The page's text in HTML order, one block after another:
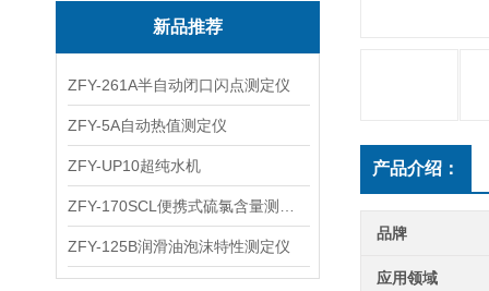
新品推荐
ZFY-261A半自动闭口闪点测定仪
ZFY-5A自动热值测定仪
ZFY-UP10超纯水机
ZFY-125B润滑油泡沫特性测定仪
产品介绍：
品牌
应用领域